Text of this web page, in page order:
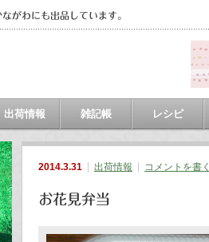
がわにも出品しています。
出荷情報 雑記帳 レシピ
2014.3.31 出荷情報 コメントを書く
お花見弁当